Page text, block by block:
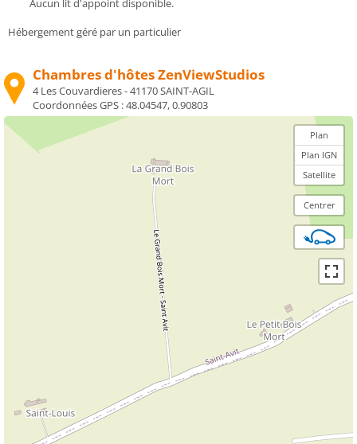
Aucun lit d'appoint disponible.
Hébergement géré par un particulier
Chambres d'hôtes ZenViewStudios
4 Les Couvardieres - 41170 SAINT-AGIL
Coordonnées GPS :48.04547, 0.90803
Plan
Plan IGN
Satellite
Centrer